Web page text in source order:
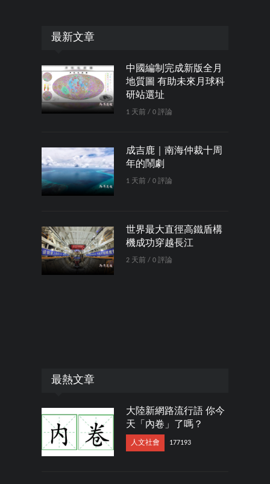
最新文章
中國編制完成新版全月
地質圖 有助未來月球科
研站選址
1 天前 / 0 評論
成吉鹿｜南海仲裁十周
年的鬧劇
1 天前 / 0 評論
世界最大直徑高鐵盾構
機成功穿越長江
2 天前 / 0 評論
最熱文章
大陸新網路流行語 你今
天「內卷」了嗎？
人文社會 177193